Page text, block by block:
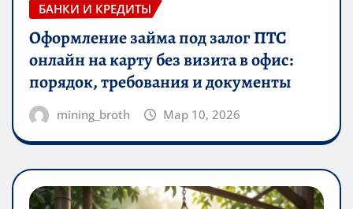
БАНКИ И КРЕДИТЫ
Оформление займа под залог ПТС
онлайн на карту без визита в офис:
порядок, требования и документы
mining_broth Мар 10, 2026